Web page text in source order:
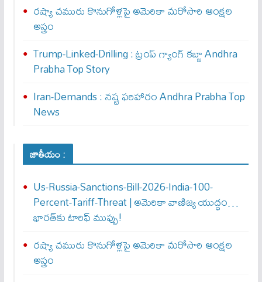
రష్యా చమురు కొనుగోళ్లపై అమెరికా మరోసారి ఆంక్షల
అస్త్రం
Trump-Linked-Drilling : ట్రంప్ గ్యాంగ్ క‌బ్జా Andhra
Prabha Top Story
Iran-Demands : న‌ష్ట ఫ‌రిహారం Andhra Prabha Top
News
జాతీయం :
Us-Russia-Sanctions-Bill-2026-India-100-
Percent-Tariff-Threat | అమెరికా వాణిజ్య యుద్ధం…
భారత్‌కు టారిఫ్ ముప్పు!
రష్యా చమురు కొనుగోళ్లపై అమెరికా మరోసారి ఆంక్షల
అస్త్రం